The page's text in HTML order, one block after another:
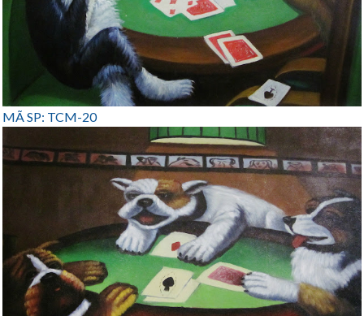
MÃ SP: TCM-20